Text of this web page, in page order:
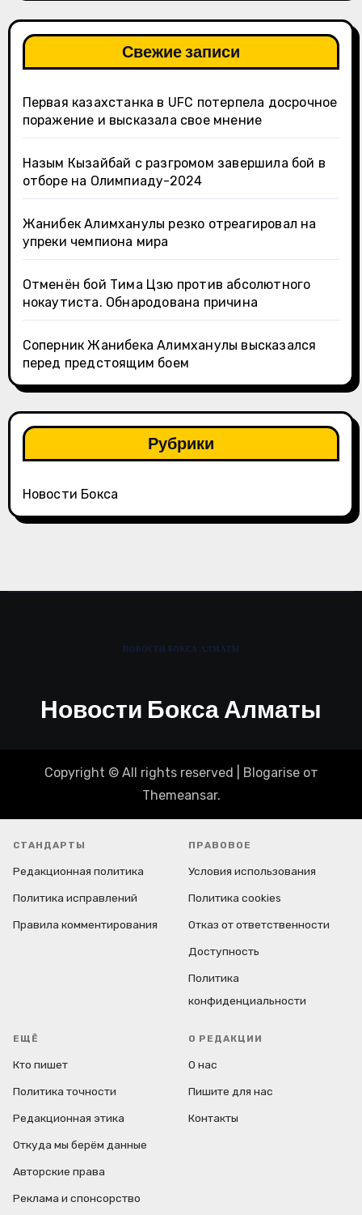
Свежие записи
Первая казахстанка в UFC потерпела досрочное
поражение и высказала свое мнение
Назым Кызайбай с разгромом завершила бой в
отборе на Олимпиаду-2024
Жанибек Алимханулы резко отреагировал на
упреки чемпиона мира
Отменён бой Тима Цзю против абсолютного
нокаутиста. Обнародована причина
Соперник Жанибека Алимханулы высказался
перед предстоящим боем
Рубрики
Новости Бокса
Новости Бокса Алматы
Copyright © All rights reserved Blogariseот
Themeansar.
СТАНДАРТЫ
Редакционная политика
Политика исправлений
Правила комментирования
ПРАВОВОЕ
Условия использования
Политика cookies
Отказ от ответственности
Доступность
Политика
конфиденциальности
ЕЩЁ
Кто пишет
Политика точности
Редакционная этика
Откуда мы берём данные
Авторские права
Реклама и спонсорство
О РЕДАКЦИИ
О нас
Пишите для нас
Контакты